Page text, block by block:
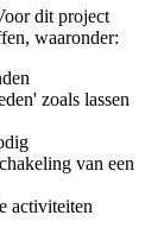
dit project
waaronder:
zoals lassen
van een
activiteiten